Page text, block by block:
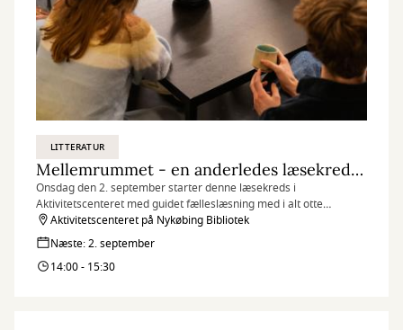
LITTERATUR
Mellemrummet - en anderledes læsekreds (onsdagshold)
Onsdag den 2. september starter denne læsekreds i
Aktivitetscenteret med guidet fælleslæsning med i alt otte
mødegange. Se datoer og information herunder.
Aktivitetscenteret på Nykøbing Bibliotek
Næste: 2. september
14:00 - 15:30